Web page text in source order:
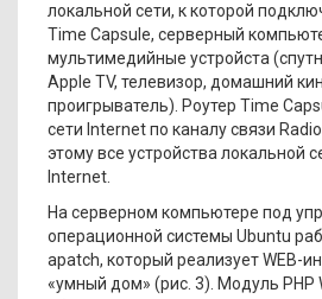
локальной сети, к которой
Time Capsule, серверный
мультимедийные устройста
Apple TV, телевизор, домашний
проигрыватель). Роутер Time
сети Internet по каналу связи
этому все устройства локальной
Internet.
На серверном компьютере под
операционной системы Ubuntu
apatch, который реализует WEB-
«умный дом» (рис. 3). Модуль PHP